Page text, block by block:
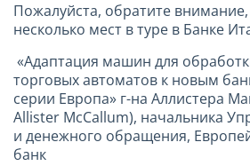
Пожалуйста, обратите внимание,
несколько мест в туре в Банке
«Адаптация машин для
торговых автоматов к новым
серии Европа» г-на Аллистера
Allister McCallum), начальника
и денежного обращения,
банк